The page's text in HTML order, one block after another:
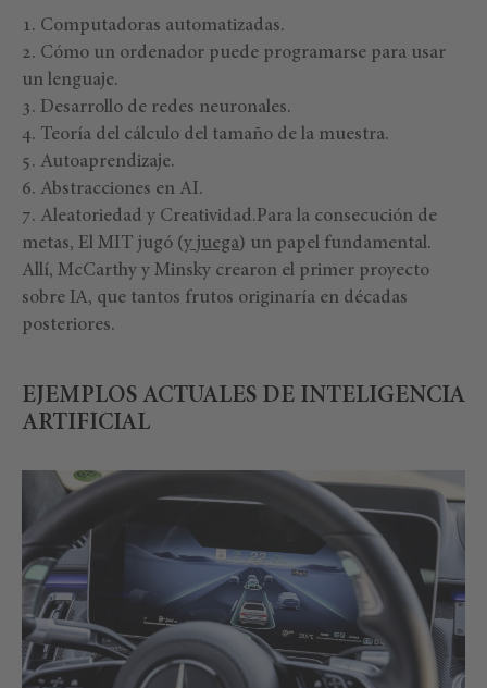
Computadoras automatizadas.
Cómo un ordenador puede programarse para usar
un lenguaje.
Desarrollo de redes neuronales.
Teoría del cálculo del tamaño de la muestra.
Autoaprendizaje.
Abstracciones en AI.
Aleatoriedad y Creatividad.Para la consecución de
metas, El MIT jugó (y juega) un papel fundamental.
Allí, McCarthy y Minsky crearon el primer proyecto
sobre IA, que tantos frutos originaría en décadas
posteriores.
EJEMPLOS ACTUALES DE INTELIGENCIA
ARTIFICIAL